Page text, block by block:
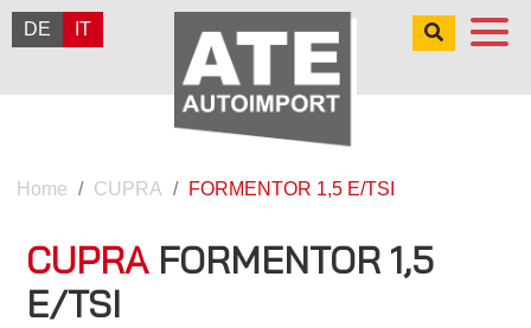
DE IT
Home CUPRA FORMENTOR 1,5 E/TSI
CUPRAFORMENTOR 1,5
E/TSI